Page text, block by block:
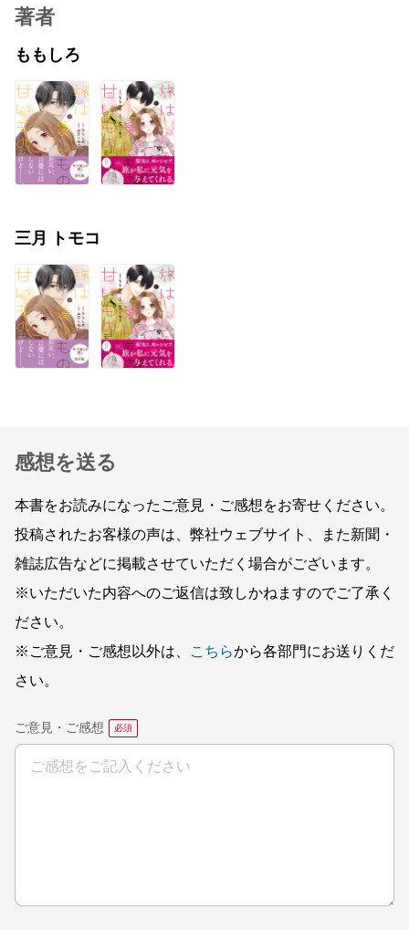
著者
ももしろ
三月 トモコ
感想を送る
本書をお読みになったご意見・ご感想をお寄せください。
投稿されたお客様の声は、弊社ウェブサイト、また新聞・
雑誌広告などに掲載させていただく場合がございます。
※いただいた内容へのご返信は致しかねますのでご了承く
ださい。
※ご意見・ご感想以外は、
こちらから各部門にお送りくだ
さい。
ご意見・ご感想